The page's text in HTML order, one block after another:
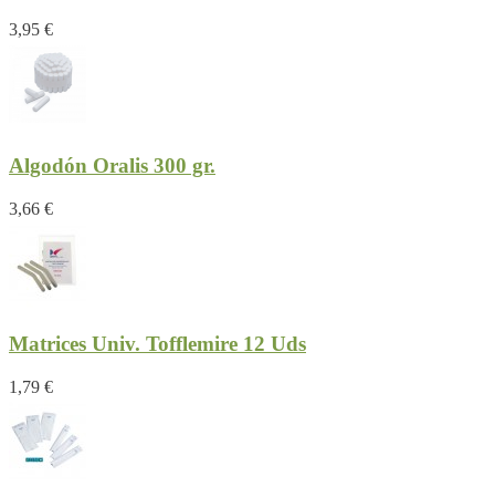
3,95 €
Algodón Oralis 300 gr.
3,66 €
Matrices Univ. Tofflemire 12 Uds
1,79 €